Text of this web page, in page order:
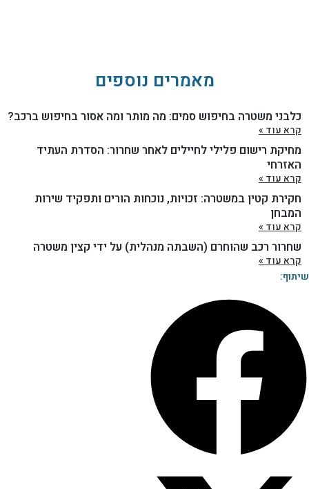
מאמרים נוספים
כלבני משטרה בחיפוש סמים: מה מותר ומה אסור בחיפוש ברכב?
קרא עוד »
מחיקת רישום פלילי לחיילים לאחר שחרור: הסדרת העתיד
האזרחי
קרא עוד »
חקירת קטין במשטרה: זכויות, נוכחות הורים ותפקיד שירות
המבחן
קרא עוד »
שחרור רכב שהוחרם (השבתה מנהלית) על ידי קצין משטרה
קרא עוד »
שיתוף: